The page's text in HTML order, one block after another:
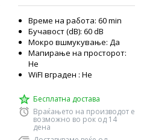
Време на работа: 60 min
Бучавост (dB): 60 dB
Мокро вшмукување: Да
Мапирање на просторот:
Не
WiFI вграден : Не
Бесплатна достава
Враќањето на производот е
возможно во рок од 14
дена